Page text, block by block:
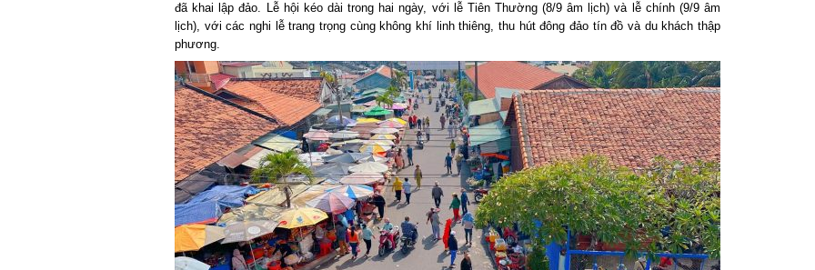
đã khai lập đảo. Lễ hội kéo dài trong hai ngày, với lễ Tiên Thường (8/9 âm lịch) và lễ chính (9/9 âm
lịch), với các nghi lễ trang trọng cùng không khí linh thiêng, thu hút đông đảo tín đồ và du khách thập
phương.